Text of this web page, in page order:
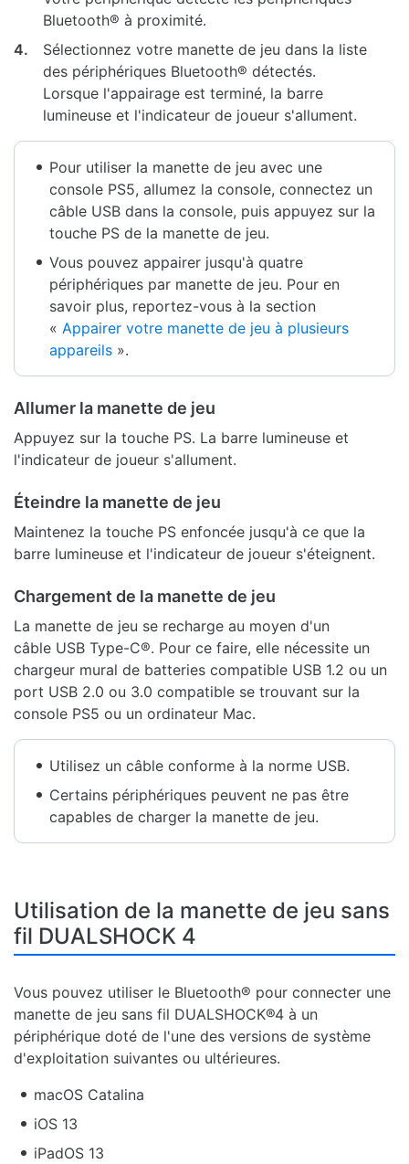
Bluetooth® à proximité.
4.
Sélectionnez votre manette de jeu dans la liste
des périphériques Bluetooth® détectés.
Lorsque l'appairage est terminé, la barre
lumineuse et l'indicateur de joueur s'allument.
Pour utiliser la manette de jeu avec une
console PS5, allumez la console, connectez un
câble USB dans la console, puis appuyez sur la
touche PS de la manette de jeu.
Vous pouvez appairer jusqu'à quatre
périphériques par manette de jeu. Pour en
savoir plus, reportez-vous à la section
« Appairer votre manette de jeu à plusieurs
appareils ».
Allumer la manette de jeu
Appuyez sur la touche PS. La barre lumineuse et
l'indicateur de joueur s'allument.
Éteindre la manette de jeu
Maintenez la touche PS enfoncée jusqu'à ce que la
barre lumineuse et l'indicateur de joueur s'éteignent.
Chargement de la manette de jeu
La manette de jeu se recharge au moyen d'un
câble USB Type-C®. Pour ce faire, elle nécessite un
chargeur mural de batteries compatible USB 1.2 ou un
port USB 2.0 ou 3.0 compatible se trouvant sur la
console PS5 ou un ordinateur Mac.
Utilisez un câble conforme à la norme USB.
Certains périphériques peuvent ne pas être
capables de charger la manette de jeu.
Utilisation de la manette de jeu sans
fil DUALSHOCK 4
Vous pouvez utiliser le Bluetooth® pour connecter une
manette de jeu sans fil DUALSHOCK®4 à un
périphérique doté de l'une des versions de système
d'exploitation suivantes ou ultérieures.
macOS Catalina
iOS 13
iPadOS 13